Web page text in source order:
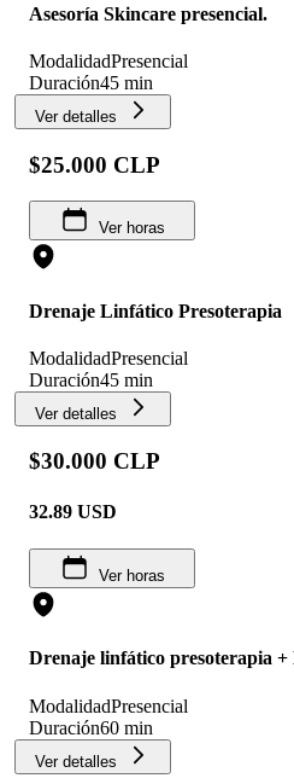
Asesoría Skincare presencial.
ModalidadPresencial
Duración45 min
Ver detalles
$25.000 CLP
Ver horas
Drenaje Linfático Presoterapia
ModalidadPresencial
Duración45 min
Ver detalles
$30.000 CLP
32.89 USD
Ver horas
Drenaje linfático presoterapia
ModalidadPresencial
Duración60 min
Ver detalles